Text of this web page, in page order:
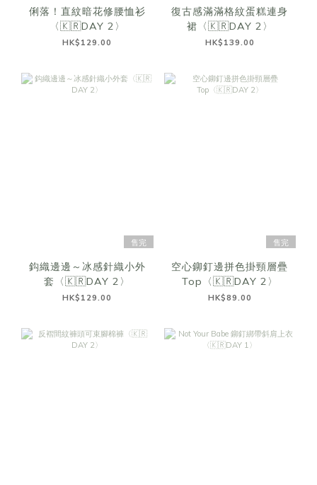
俐落！直紋暗花修腰恤衫
〈🇰🇷DAY 2〉
HK$129.00
復古感滿滿格紋蛋糕連身
裙〈🇰🇷DAY 2〉
HK$139.00
售完
鈎織邊邊～冰感針織小外
套〈🇰🇷DAY 2〉
HK$129.00
售完
空心鉚釘邊拼色掛頸層疊
Top〈🇰🇷DAY 2〉
HK$89.00